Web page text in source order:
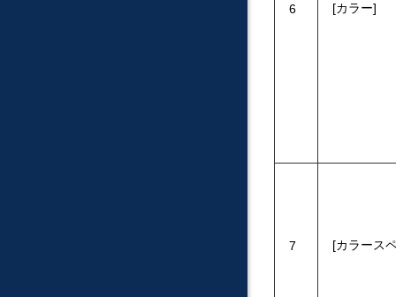
6 カラー
7 カラース